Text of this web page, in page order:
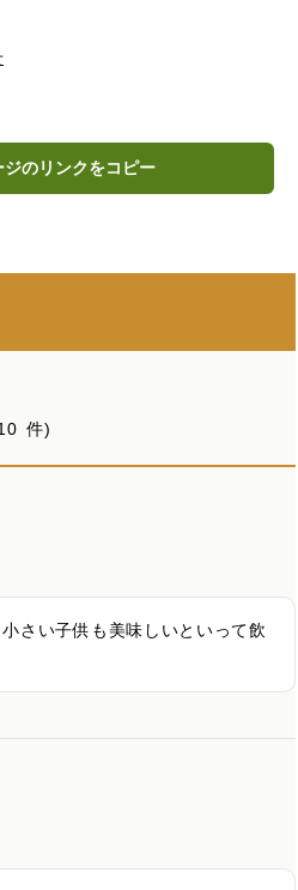
ジのリンクをコピー
小さい子供も美味しいといって飲